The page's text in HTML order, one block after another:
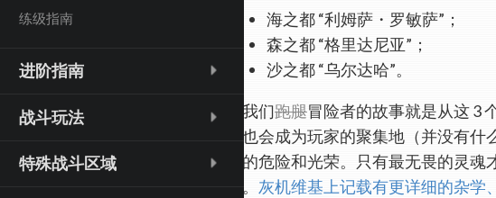
海之都 “利姆萨・罗敏萨”；
森之都 “格里达尼亚”；
沙之都 “乌尔达哈”。
我们跑腿冒险者的故事就是从这 3
也会成为玩家的聚集地（并没有
的危险和光荣。只有最无畏的灵
(opens new window)
。 灰机维基上记载有更详细的杂学
练级指南
进阶指南
战斗玩法
特殊战斗区域